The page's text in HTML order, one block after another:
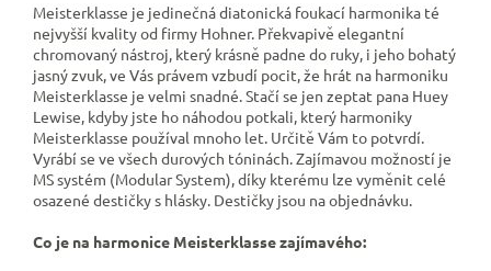
Meisterklasse je jedinečná diatonická foukací harmonika té
nejvyšší kvality od firmy Hohner. Překvapivě elegantní
chromovaný nástroj, který krásně padne do ruky, i jeho bohatý
jasný zvuk,ve Vás právem vzbudí pocit, že hrát na harmoniku
Meisterklasse je velmi snadné. Stačí se jen zeptat pana Huey
Lewise, kdyby jste ho náhodou potkali, který harmoniky
Meisterklasse používal mnoho let. Určitě Vám to potvrdí.
Vyrábí se ve všech durových tóninách. Zajímavou možností je
MS systém (Modular System), díky kterému lze vyměnit celé
osazené destičky s hlásky. Destičky jsou na objednávku.
Co je na harmonice Meisterklassezajímavého: